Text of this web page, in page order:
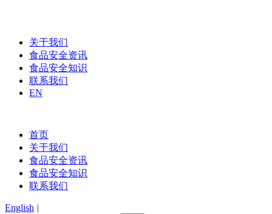
关于我们
食品安全资讯
食品安全知识
联系我们
EN
首页
关于我们
食品安全资讯
食品安全知识
联系我们
English |